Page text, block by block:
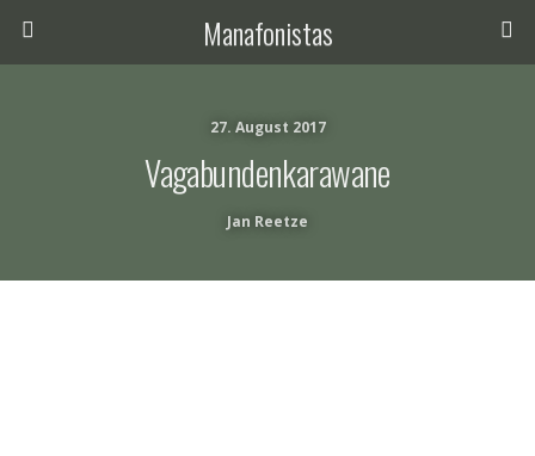
Manafonistas
27. August 2017
Vagabundenkarawane
Jan Reetze